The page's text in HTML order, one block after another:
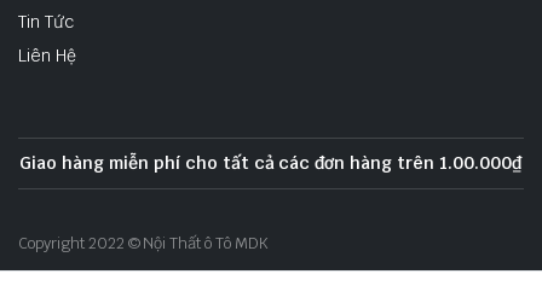
Tin Tức
Liên Hệ
Giao hàng miễn phí cho tất cả các đơn hàng trên 1.00.000₫
Copyright 2022 © Nội Thất ô Tô MDK